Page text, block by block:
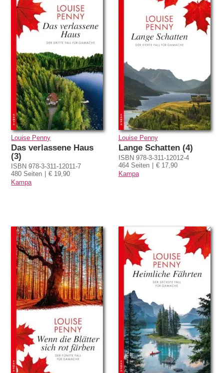
Louise Penny
Das verlassene Haus
(3)
ISBN 978-3-311-12011-7
480 Seiten
€ 19,90
Kampa
Louise Penny
Lange Schatten (4)
ISBN 978-3-311-12012-4
464 Seiten
€ 17,90
Kampa